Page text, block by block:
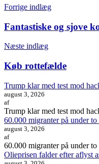
Indlægsnavigation
Forrige indlæg
Fantastiske og sjove
Næste indlæg
Køb rottefælde
Trump klar med test mod
august 3, 2026
af
Trump klar med test mod
60.000 migranter på under
august 3, 2026
af
60.000 migranter på under
Olieprisen falder efter aflyst